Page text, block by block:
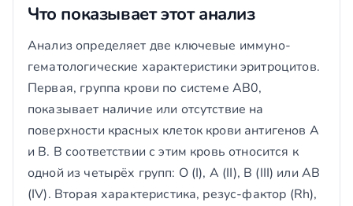
Что показывает этот анализ
Анализ определяет две ключевые иммуно-
гематологические характеристики эритроцитов.
Первая, группа крови по системе AB0,
показывает наличие или отсутствие на
поверхности красных клеток крови антигенов A
и B. В соответствии с этим кровь относится к
одной из четырёх групп: O (I), A (II), B (III) или AB
(IV). Вторая характеристика, резус-фактор (Rh),